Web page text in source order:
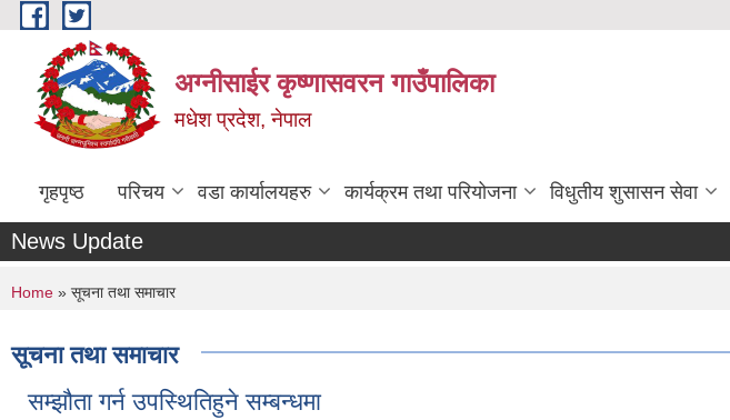
Skip to main content
अग्नीसाईर कृष्णासवरन गाउँपालिका
मधेश प्रदेश, नेपाल
गृहपृष्ठ परिचय वडा कार्यालयहरु कार्यक्रम तथा परियोजना विधुतीय शुसासन सेवा
News Update
You are here
Home » सूचना तथा समाचार
सूचना तथा समाचार
सम्झौता गर्न उपस्थितिहुने सम्बन्धमा